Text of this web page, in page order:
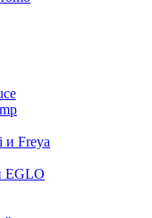
и Freya
EGLO